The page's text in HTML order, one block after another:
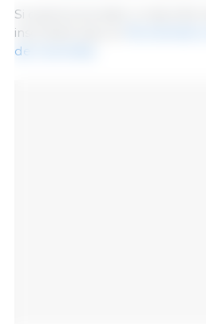
Si quieres acceder a más
inscríbete aquí al
de Colombia